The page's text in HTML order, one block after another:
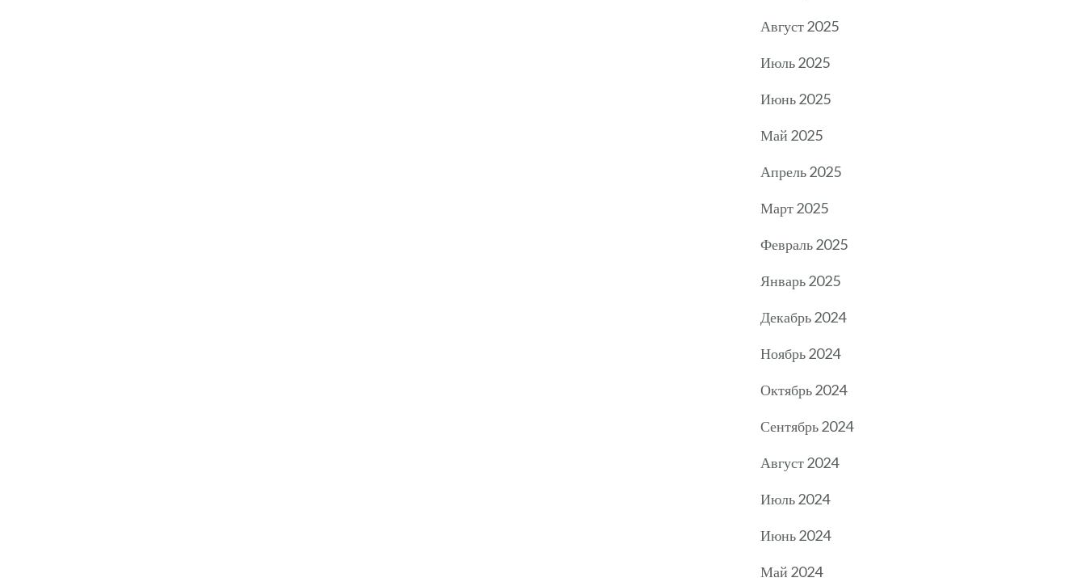
Август 2025
Июль 2025
Июнь 2025
Май 2025
Апрель 2025
Март 2025
Февраль 2025
Январь 2025
Декабрь 2024
Ноябрь 2024
Октябрь 2024
Сентябрь 2024
Август 2024
Июль 2024
Июнь 2024
Май 2024